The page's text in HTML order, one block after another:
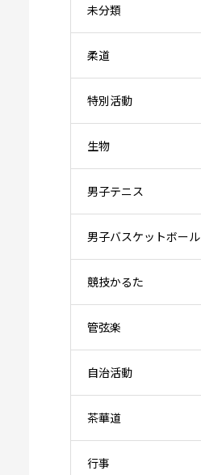
未分類
柔道
特別活動
生物
男子テニス
男子バスケットボール
競技かるた
管弦楽
自治活動
茶華道
行事